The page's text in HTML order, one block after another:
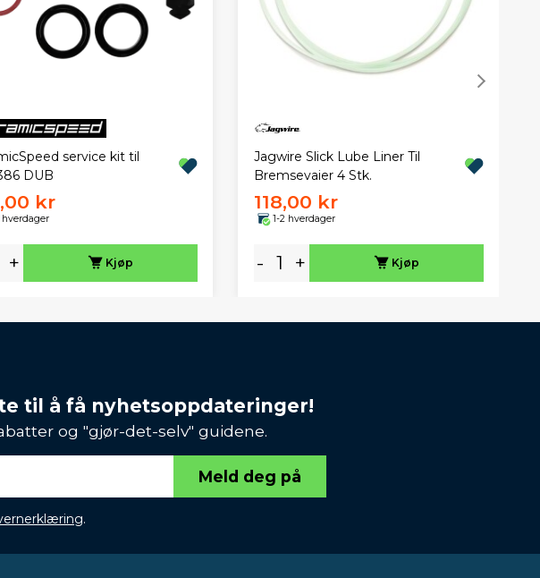
service kit til
DUB
kr
hverdager
+ Kjøp
Jagwire Slick Lube Liner Til
Bremsevaier 4 Stk.
118,00 kr
1-2 hverdager
- + Kjøp
til å få nyhetsoppdateringer!
og "gjør-det-selv" guidene.
Meld deg på
.